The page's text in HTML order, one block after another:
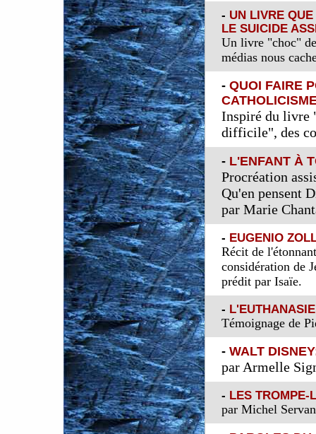
- UN LIVRE
LE SUICIDE
Un livre "choc"
médias nous
- QUOI FAIRE
Inspiré du livre
difficile", des
- L'ENFANT À
Procréation
Qu'en pensent
par Marie
- EUGENIO
Récit de
considération de
prédit par Isaïe.
-
Témoignage de
- WALT
par Armelle
- LES TROMPE-
par Michel